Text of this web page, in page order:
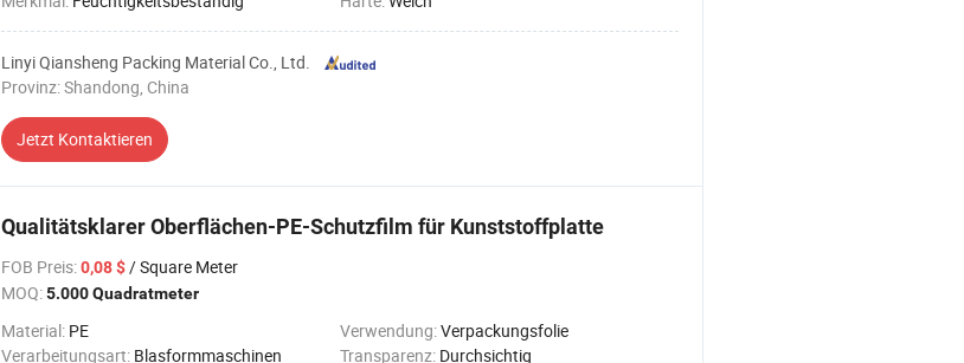
Linyi Qiansheng Packing Material Co., Ltd.
Provinz: Shandong, China
Jetzt Kontaktieren
Qualitätsklarer Oberflächen-PE-Schutzfilm für Kunststoffplatte
FOB Preis:0,08 $/ Square Meter
MOQ:5.000 Quadratmeter
Material: PE Verwendung:Verpackungsfolie
Verarbeitungsart: Blasformmaschinen Transparenz: Durchsichtig